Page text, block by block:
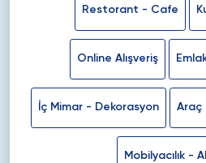
Restorant - Cafe
Online Alışveriş
İç Mimar - Dekorasyon Araç
Mobilyacılık -